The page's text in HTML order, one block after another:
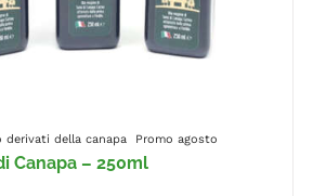
derivati della canapa Promo agosto
Canapa – 250ml